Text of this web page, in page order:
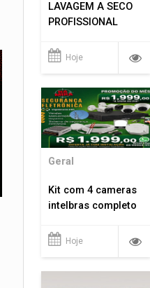
LAVAGEM A SECO
PROFISSIONAL
Hoje
Geral
Kit com 4 cameras
intelbras completo
Hoje